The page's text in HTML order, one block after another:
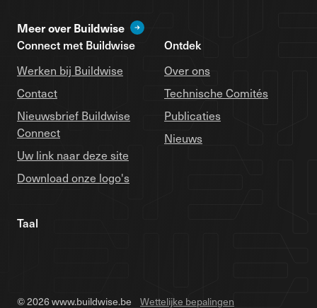
Meer over Buildwise
Connect met Buildwise
Werken bij Buildwise
Contact
Nieuwsbrief Buildwise
Connect
Uw link naar deze site
Download onze logo's
Ontdek
Over ons
Technische Comités
Publicaties
Nieuws
Taal
© 2026 www.buildwise.be Wettelijke bepalingen